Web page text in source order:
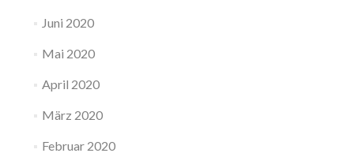
Juni 2020
Mai 2020
April 2020
März 2020
Februar 2020